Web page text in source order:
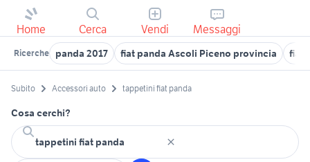
Home Cerca Vendi Messaggi
Ricerche panda 2017 fiat panda Ascoli Piceno provincia fiat
Subito Accessori auto tappetini fiat panda
Cosa cerchi?